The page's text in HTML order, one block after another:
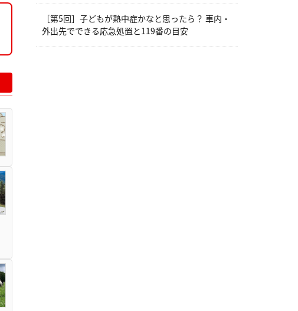
［第5回］子どもが熱中症かなと思ったら？ 車内・
外出先でできる応急処置と119番の目安